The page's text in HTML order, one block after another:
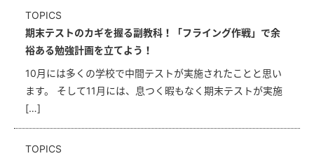
TOPICS
期末テストのカギを握る副教科！「フライング作戦」で余
裕ある勉強計画を立てよう！
10月には多くの学校で中間テストが実施されたことと思い
ます。 そして11月には、息つく暇もなく期末テストが実施
[…]
TOPICS